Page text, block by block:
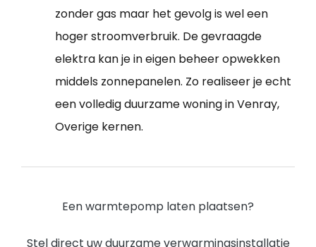
zonder gas maar het gevolg is wel een
hoger stroomverbruik. De gevraagde
elektra kan je in eigen beheer opwekken
middels zonnepanelen. Zo realiseer je echt
een volledig duurzame woning in Venray,
Overige kernen.
Een warmtepomp laten plaatsen?
Stel direct uw duurzame verwarmingsinstallatie